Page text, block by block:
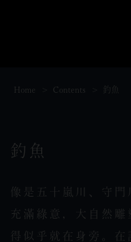
Home Contents 釣魚
釣魚
像是五十嵐川、守
充滿綠意，大自然
得似乎就在身旁。